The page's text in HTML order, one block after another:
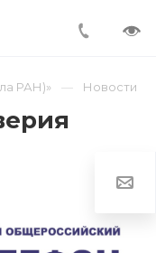
РАН)» Новости